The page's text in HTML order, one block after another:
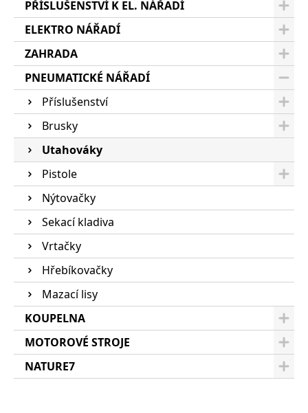
PŘÍSLUŠENSTVÍ K EL. NÁŘADÍ
ELEKTRO NÁŘADÍ
ZAHRADA
PNEUMATICKÉ NÁŘADÍ
Příslušenství
Brusky
Utahováky
Pistole
Nýtovačky
Sekací kladiva
Vrtačky
Hřebíkovačky
Mazací lisy
KOUPELNA
MOTOROVÉ STROJE
NATURE7